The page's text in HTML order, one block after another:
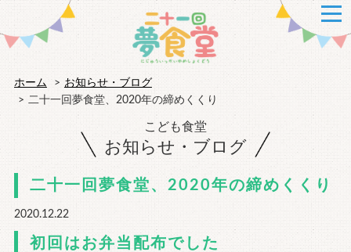
ホーム
お知らせ・ブログ
二十一回夢食堂、2020年の締めくくり
こども食堂
お知らせ・ブログ
二十一回夢食堂、2020年の締めくくり
2020.12.22
初回はお弁当配布でした